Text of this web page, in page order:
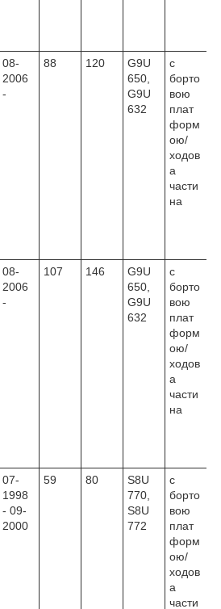
08-
2006
-
88 120
G9U
650,
G9U
632
c
борто
вою
плат
форм
ою/
ходов
а
части
на
08-
2006
-
107 146
G9U
650,
G9U
632
c
борто
вою
плат
форм
ою/
ходов
а
части
на
07-
1998
- 09-
2000
59 80
S8U
770,
S8U
772
c
борто
вою
плат
форм
ою/
ходов
а
части